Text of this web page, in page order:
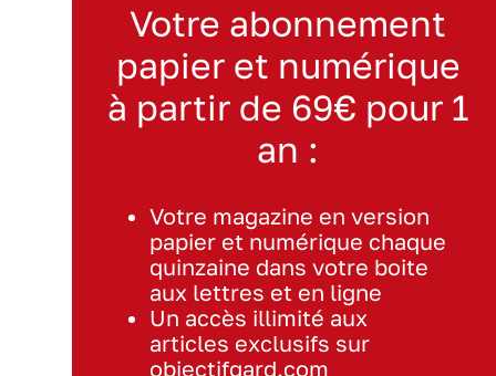
Votre abonnement
papier et numérique
à partir de 69€ pour 1
an :
Votre magazine en version
papier et numérique chaque
quinzaine dans votre boite
aux lettres et en ligne
Un accès illimité aux
articles exclusifs sur
objectifgard.com